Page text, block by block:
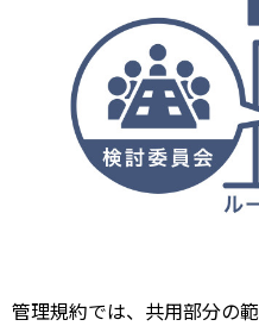
管理規約では、共用部分の